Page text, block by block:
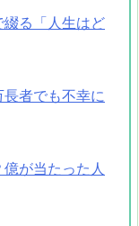
る「人生はど
者でも不幸に
が当たった人